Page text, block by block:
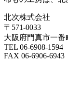
北次株式会社
〒571-0033
大阪府門真市一番
TEL 06-6908-1594
FAX 06-6906-6943